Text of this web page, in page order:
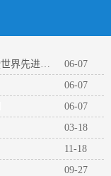
06-07
06-07
06-07
03-18
11-18
09-27